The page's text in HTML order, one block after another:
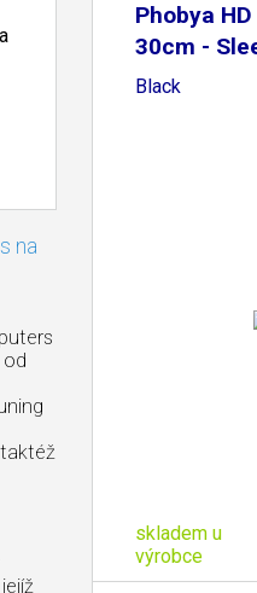
na
od
jejíž
Phobya
30cm -
Black
skladem u
výrobce